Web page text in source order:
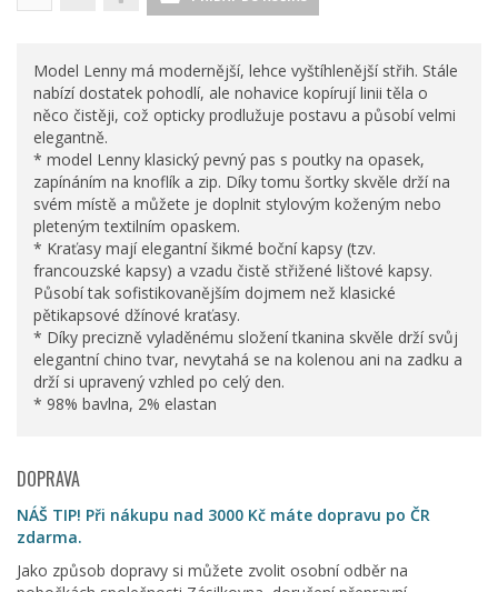
Model Lenny má modernější, lehce vyštíhlenější střih. Stále
nabízí dostatek pohodlí, ale nohavice kopírují linii těla o
něco čistěji, což opticky prodlužuje postavu a působí velmi
elegantně.
* model Lenny klasický pevný pas s poutky na opasek,
zapínáním na knoflík a zip. Díky tomu šortky skvěle drží na
svém místě a můžete je doplnit stylovým koženým nebo
pleteným textilním opaskem.
* Kraťasy mají elegantní šikmé boční kapsy (tzv.
francouzské kapsy) a vzadu čistě střižené lištové kapsy.
Působí tak sofistikovanějším dojmem než klasické
pětikapsové džínové kraťasy.
* Díky precizně vyladěnému složení tkanina skvěle drží svůj
elegantní chino tvar, nevytahá se na kolenou ani na zadku a
drží si upravený vzhled po celý den.
* 98% bavlna, 2% elastan
DOPRAVA
NÁŠ TIP! Při nákupu nad 3000 Kč máte dopravu po ČR
zdarma.
Jako způsob dopravy si můžete zvolit osobní odběr na